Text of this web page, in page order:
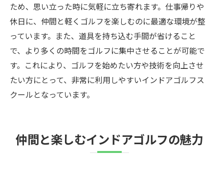
ため、思い立った時に気軽に立ち寄れます。仕事帰りや
休日に、仲間と軽くゴルフを楽しむのに最適な環境が整
っています。また、道具を持ち込む手間が省けること
で、より多くの時間をゴルフに集中させることが可能で
す。これにより、ゴルフを始めたい方や技術を向上させ
たい方にとって、非常に利用しやすいインドアゴルフス
クールとなっています。
仲間と楽しむインドアゴルフの魅力